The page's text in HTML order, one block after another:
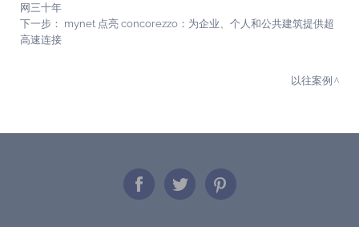
网三十年
下一步： mynet 点亮 concorezzo：为企业、个人和公共建筑提供超
高速连接
以往案例